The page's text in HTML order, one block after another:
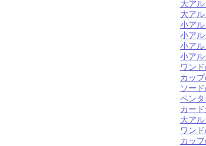
大ア
大ア
小ア
小ア
小ア
小ア
ワン
カッ
ソー
ペン
カー
大ア
ワン
カッ